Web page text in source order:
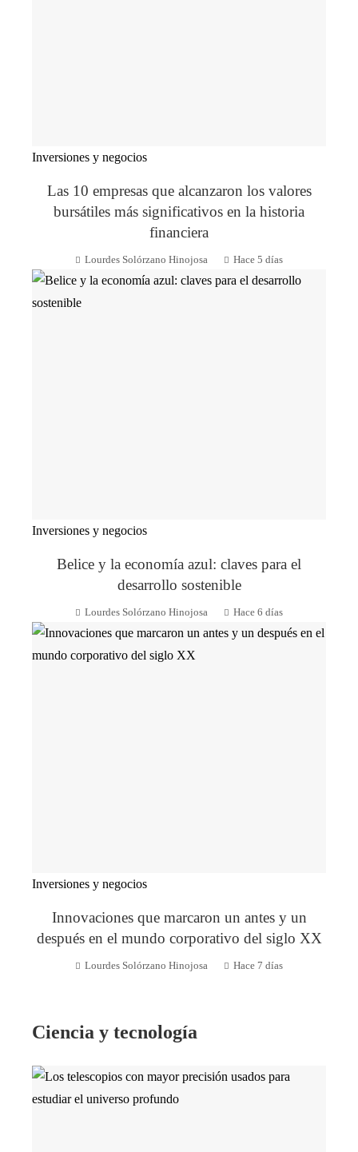
Inversiones y negocios
Las 10 empresas que alcanzaron los valores
bursátiles más significativos en la historia
financiera
Lourdes Solórzano Hinojosa Hace 5 días
Inversiones y negocios
Belice y la economía azul: claves para el
desarrollo sostenible
Lourdes Solórzano Hinojosa Hace 6 días
Inversiones y negocios
Innovaciones que marcaron un antes y un
después en el mundo corporativo del siglo XX
Lourdes Solórzano Hinojosa Hace 7 días
Ciencia y tecnología